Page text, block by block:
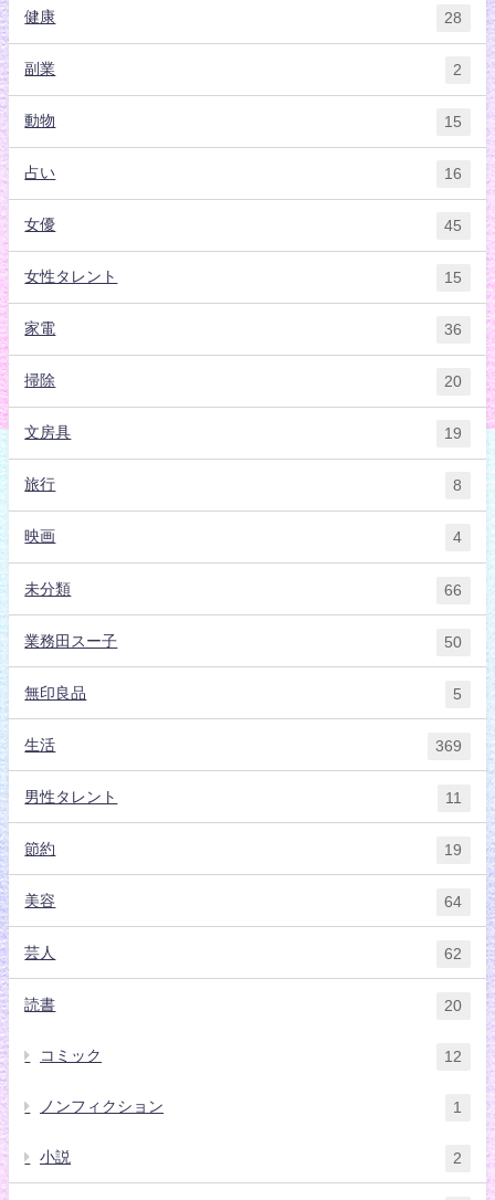
健康 28
副業 2
動物 15
占い 16
女優 45
女性タレント 15
家電 36
掃除 20
文房具 19
旅行 8
映画 4
未分類 66
業務田スー子 50
無印良品 5
生活 369
男性タレント 11
節約 19
美容 64
芸人 62
読書 20
コミック 12
ノンフィクション 1
小説 2